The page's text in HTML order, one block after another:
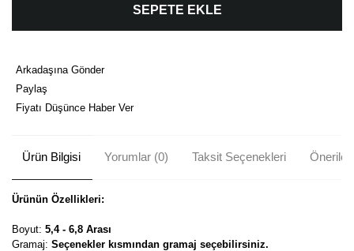
SEPETE EKLE
Arkadaşına Gönder
Paylaş
Fiyatı Düşünce Haber Ver
Ürün Bilgisi Yorumlar (0) Taksit Seçenekleri
Ürünün Özellikleri:
Boyut: 5,4 - 6,8 Arası
Gramaj: Seçenekler kısmından gramaj seçebilirsiniz.